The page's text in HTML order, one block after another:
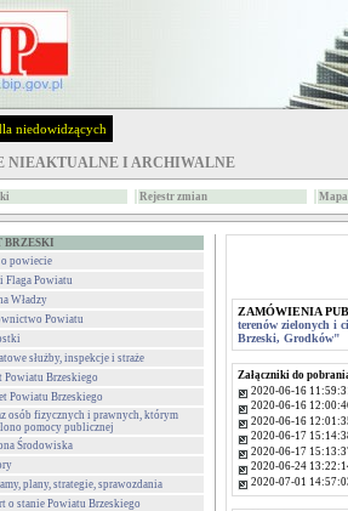
niedowidzących
NIEAKTUALNE I ARCHIWALNE
Rejestr zmian
BRZESKI
o powiecie
Flaga Powiatu
Władzy
Powiatu
służby, inspekcje i straże
Powiatu Brzeskiego
Powiatu Brzeskiego
osób fizycznych i prawnych, którym
pomocy publicznej
Środowiska
plany, strategie, sprawozdania
o stanie Powiatu Brzeskiego
ZAMÓWIENIA
terenów zielonych i
Brzeski, Grodków"
Załączniki do
2020-06-16
2020-06-16
2020-06-16
2020-06-17
2020-06-17
2020-06-24
2020-07-01